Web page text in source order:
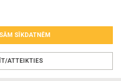
noteikumiem
SĪKDATNĒM
ATTEIKTIES